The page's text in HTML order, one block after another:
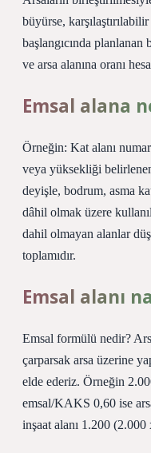
büyürse,
başlangıcında planlanan
ve arsa alanına oranı
Emsal alana
Örneğin: Kat alanı
veya yüksekliği
deyişle, bodrum, asma
dâhil olmak üzere
dahil olmayan alanlar
toplamıdır.
Emsal alanı
Emsal formülü nedir?
çarparsak arsa üzerine
elde ederiz. Örneğin
emsal/KAKS 0,60 ise
inşaat alanı 1.200